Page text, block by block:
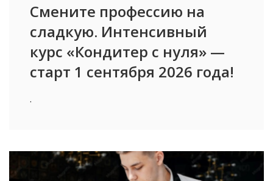
Смените профессию на
сладкую. Интенсивный
курс «Кондитер с нуля» —
старт 1 сентября 2026 года!
.